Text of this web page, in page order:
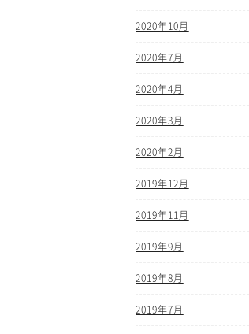
2020年10月
2020年7月
2020年4月
2020年3月
2020年2月
2019年12月
2019年11月
2019年9月
2019年8月
2019年7月